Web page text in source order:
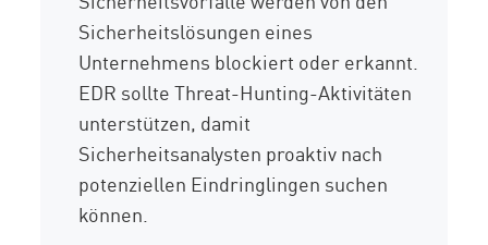
Sicherheitslösungen eines
Unternehmens blockiert oder erkannt.
EDR sollte Threat-Hunting-Aktivitäten
unterstützen, damit
Sicherheitsanalysten proaktiv nach
potenziellen Eindringlingen suchen
können.